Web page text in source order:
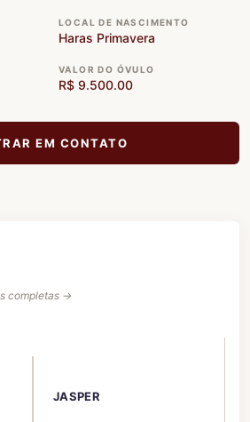
LOCAL DE NASCIMENTO
Haras Primavera
VALOR DO ÓVULO
R$ 9.500.00
EM CONTATO
completas →
JASPER